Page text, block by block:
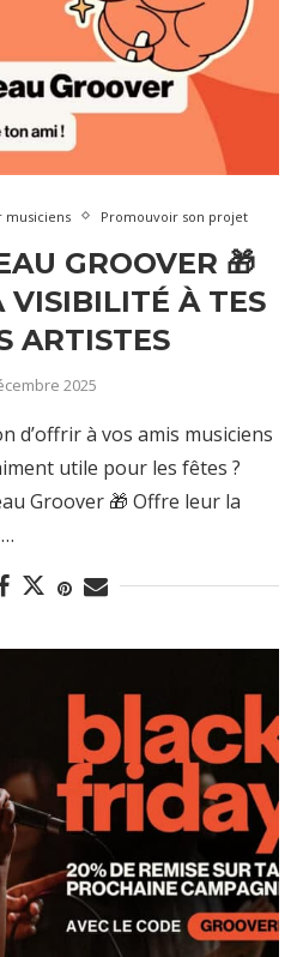
musiciens Promouvoir son projet
GROOVER 🎁
VISIBILITÉ À TES
ARTISTES
2025
d’offrir à vos amis musiciens
utile pour les fêtes ?
Groover 🎁 Offre leur la